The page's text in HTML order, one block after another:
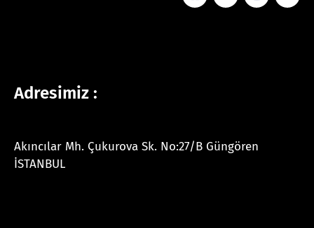
Adresimiz :
Akıncılar Mh. Çukurova Sk. No:27/B Güngören
İSTANBUL